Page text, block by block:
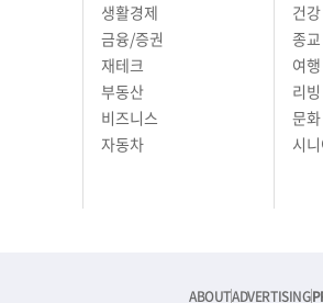
생활경제
금융/증권
재테크
부동산
비즈니스
자동차
건강
종교
여
리
문
시
ABOUTADVERTISING